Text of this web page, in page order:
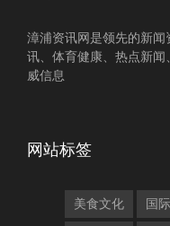
漳浦资讯网是领先的新
讯、体育健康、热点新
威信息
网站标签
美食文化 国